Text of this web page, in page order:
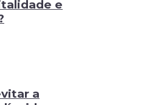
e
a